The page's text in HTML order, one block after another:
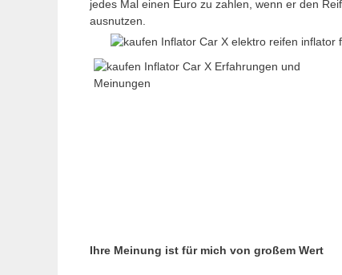
jedes Mal einen Euro zu zahlen, wenn er den
ausnutzen.
Ihre Meinung ist für mich von großem Wert